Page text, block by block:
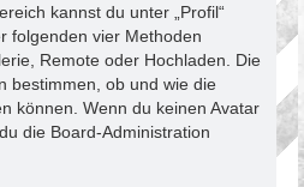
kannst du unter „Profil“
folgenden vier Methoden
Remote oder Hochladen. Die
bestimmen, ob und wie die
können. Wenn du keinen Avatar
die Board-Administration